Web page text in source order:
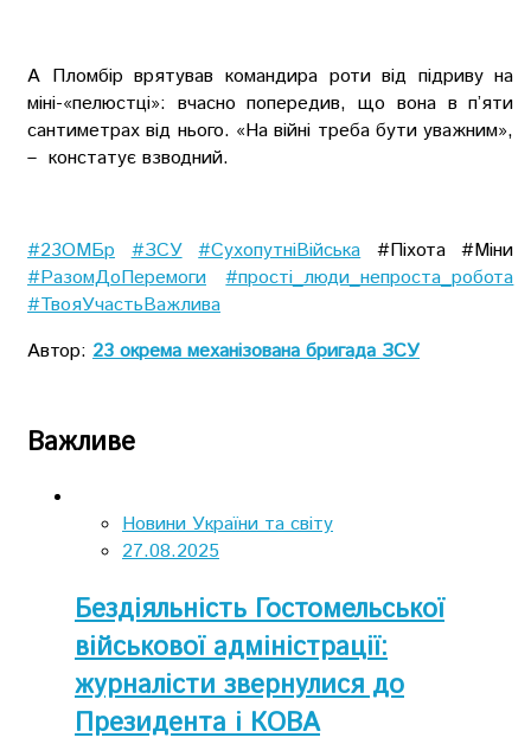
А Пломбір врятував командира роти від підриву на
міні-«пелюстці»: вчасно попередив, що вона в п’яти
сантиметрах від нього. «На війні треба бути уважним»,
– констатує взводний.
#23ОМБр #ЗСУ #СухопутніВійська#Піхота #Міни
#РазомДоПеремоги
#прості_люди_непроста_робота
#ТвояУчастьВажлива
Автор: 23 окрема механізована бригада ЗСУ
Важливе
Новини України та світу
27.08.2025
Бездіяльність Гостомельської
військової адміністрації:
журналісти звернулися до
Президента і КОВА